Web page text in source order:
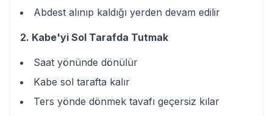
Abdest alınıp kaldığı yerden devam edilir
2. Kabe'yi Sol Tarafda Tutmak
Saat yönünde dönülür
Kabe sol tarafta kalır
Ters yönde dönmek tavafı geçersiz kılar